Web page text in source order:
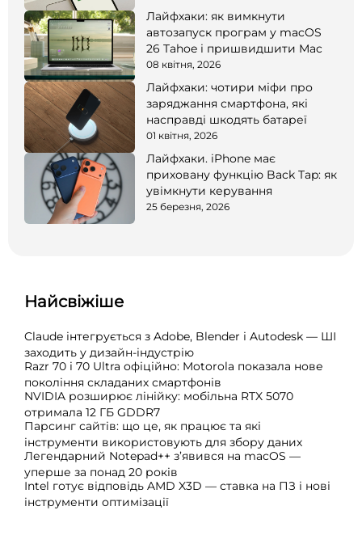
Лайфхаки: як вимкнути
автозапуск програм у macOS
26 Tahoe і пришвидшити Mac
08 квітня, 2026
Лайфхаки: чотири міфи про
заряджання смартфона, які
насправді шкодять батареї
01 квітня, 2026
Лайфхаки. iPhone має
приховану функцію Back Tap: як
увімкнути керування
25 березня, 2026
Найсвіжіше
Claude інтегрується з Adobe, Blender і Autodesk — ШІ
заходить у дизайн-індустрію
Razr 70 і 70 Ultra офіційно: Motorola показала нове
покоління складаних смартфонів
NVIDIA розширює лінійку: мобільна RTX 5070
отримала 12 ГБ GDDR7
Парсинг сайтів: що це, як працює та які
інструменти використовують для збору даних
Легендарний Notepad++ з’явився на macOS —
уперше за понад 20 років
Intel готує відповідь AMD X3D — ставка на ПЗ і нові
інструменти оптимізації